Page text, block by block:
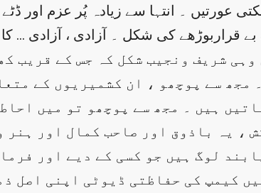
عورتیں ۔ انتہا سے زیادہ پُر عزم
کی شکل ۔ آزادی ، آزادی … کا
شریف ونجیب شکل کہ جس کے قریب
مجھ سے پوچھو ، ان کشمیریوں کے
ہیں ۔ مجھ سے پوچھو تو میں
، یہ باذوق اور صاحب کمال اور
لوگ ہیں جو کسی کے دیے اور
کیمپ کی حفاظتی ڈیوٹی اپنی اصل